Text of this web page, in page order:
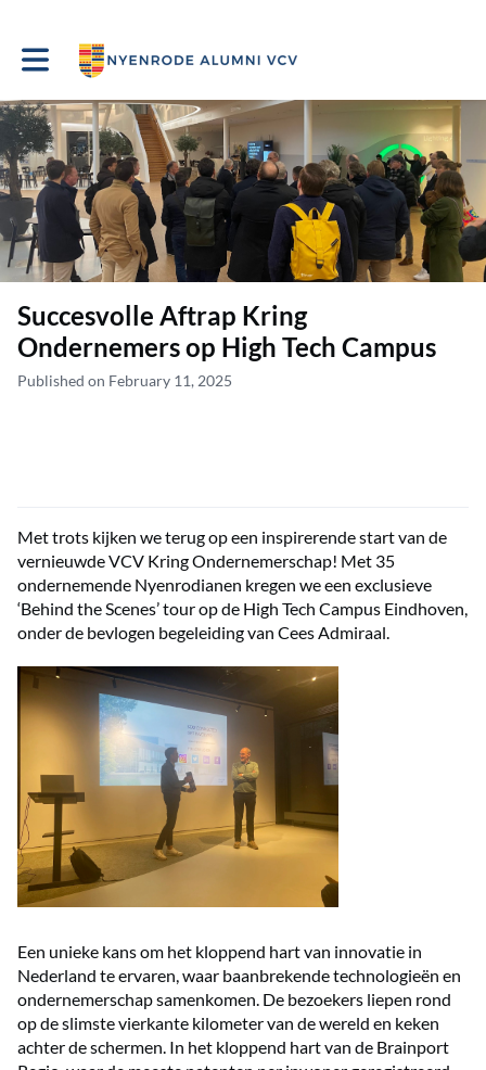
Toggle main navigation
Succesvolle Aftrap Kring
Ondernemers op High Tech Campus
Published on February 11, 2025
Met trots kijken we terug op een inspirerende start van de
vernieuwde VCV Kring Ondernemerschap! Met 35
ondernemende Nyenrodianen kregen we een exclusieve
‘Behind the Scenes’ tour op de High Tech Campus Eindhoven,
onder de bevlogen begeleiding van Cees Admiraal.
Een unieke kans om het kloppend hart van innovatie in
Nederland te ervaren, waar baanbrekende technologieën en
ondernemerschap samenkomen. De bezoekers liepen rond
op de slimste vierkante kilometer van de wereld en keken
achter de schermen. In het kloppend hart van de Brainport